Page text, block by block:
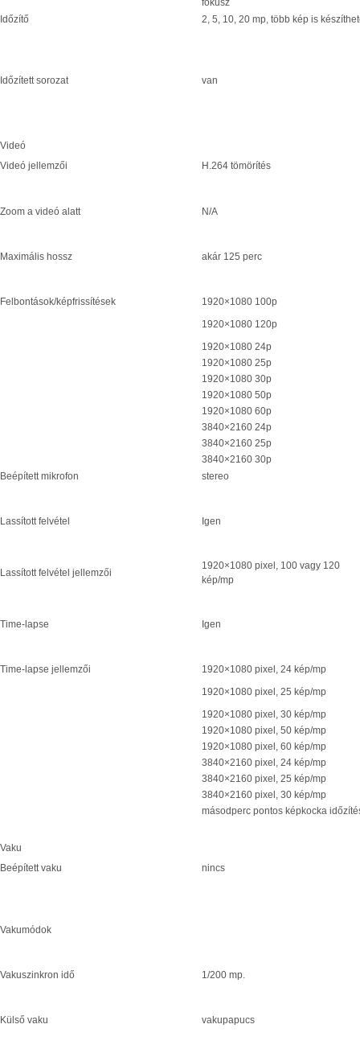
fókusz
Időzítő
2, 5, 10, 20 mp, több kép is
Időzített sorozat van
Videó
Videó jellemzői
H.264 tömörítés
Zoom a videó alatt N/A
Maximális hossz akár 125 perc
Felbontások/képfrissítések
1920×1080 100p
1920×1080 120p
1920×1080 24p
1920×1080 25p
1920×1080 30p
1920×1080 50p
1920×1080 60p
3840×2160 24p
3840×2160 25p
3840×2160 30p
Beépített mikrofon
stereo
Lassított felvétel Igen
Lassított felvétel jellemzői
1920×1080 pixel, 100 vagy 120
kép/mp
Time-lapse Igen
Time-lapse jellemzői
1920×1080 pixel, 24 kép/mp
1920×1080 pixel, 25 kép/mp
1920×1080 pixel, 30 kép/mp
1920×1080 pixel, 50 kép/mp
1920×1080 pixel, 60 kép/mp
3840×2160 pixel, 24 kép/mp
3840×2160 pixel, 25 kép/mp
3840×2160 pixel, 30 kép/mp
másodperc pontos képkocka
Vaku
Beépített vaku
nincs
Vakumódok
Vakuszinkron idő 1/200 mp.
Külső vaku vakupapucs